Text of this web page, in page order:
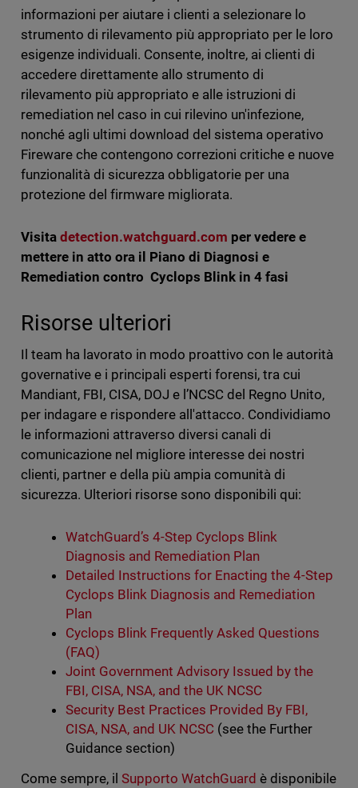
informazioni per aiutare i clienti a selezionare lo
strumento di rilevamento più appropriato per le loro
esigenze individuali. Consente, inoltre, ai clienti di
accedere direttamente allo strumento di
rilevamento più appropriato e alle istruzioni di
remediation nel caso in cui rilevino un'infezione,
nonché agli ultimi download del sistema operativo
Fireware che contengono correzioni critiche e nuove
funzionalità di sicurezza obbligatorie per una
protezione del firmware migliorata.
Visita detection.watchguard.com per vedere e
mettere in atto ora il Piano di Diagnosi e
Remediation contro Cyclops Blink in 4 fasi
Risorse ulteriori
Il team ha lavorato in modo proattivo con le autorità
governative e i principali esperti forensi, tra cui
Mandiant, FBI, CISA, DOJ e l’NCSC del Regno Unito,
per indagare e rispondere all'attacco. Condividiamo
le informazioni attraverso diversi canali di
comunicazione nel migliore interesse dei nostri
clienti, partner e della più ampia comunità di
sicurezza. Ulteriori risorse sono disponibili qui:
WatchGuard’s 4-Step Cyclops Blink
Diagnosis and Remediation Plan
Detailed Instructions for Enacting the 4-Step
Cyclops Blink Diagnosis and Remediation
Plan
Cyclops Blink Frequently Asked Questions
(FAQ)
Joint Government Advisory Issued by the
FBI, CISA, NSA, and the UK NCSC
Security Best Practices Provided By FBI,
CISA, NSA, and UK NCSC (see the Further
Guidance section)
Come sempre, il Supporto WatchGuard è disponibile